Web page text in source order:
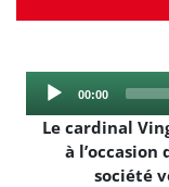
Current
00:00
Le cardinal
à
société